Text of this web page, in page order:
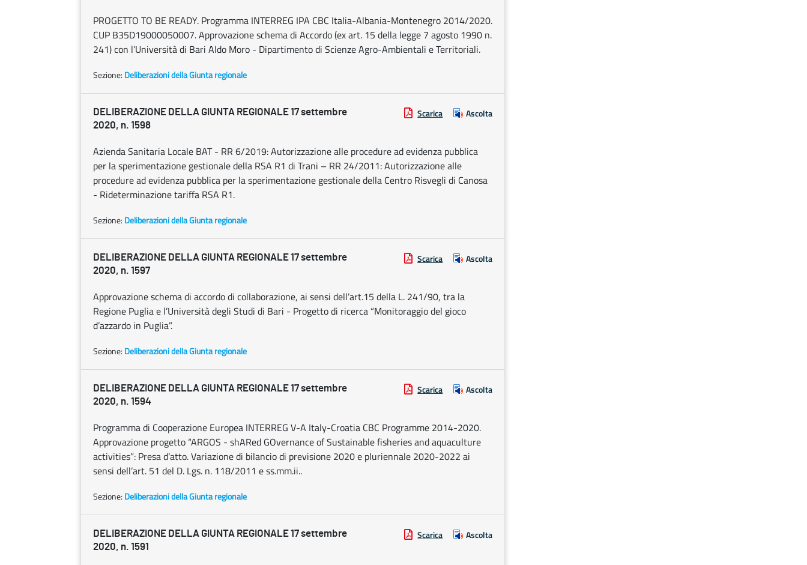
PROGETTO TO BE READY. Programma INTERREG IPA CBC Italia-Albania-Montenegro 2014/2020.
CUP B35D19000050007. Approvazione schema di Accordo (ex art. 15 della legge 7 agosto 1990 n.
241) con l’Università di Bari Aldo Moro - Dipartimento di Scienze Agro-Ambientali e Territoriali.
Sezione: Deliberazioni della Giunta regionale
DELIBERAZIONE DELLA GIUNTA REGIONALE 17 settembre
2020, n. 1598
Scarica Ascolta
Azienda Sanitaria Locale BAT - RR 6/2019: Autorizzazione alle procedure ad evidenza pubblica
per la sperimentazione gestionale della RSA R1 di Trani – RR 24/2011: Autorizzazione alle
procedure ad evidenza pubblica per la sperimentazione gestionale della Centro Risvegli di Canosa
- Rideterminazione tariffa RSA R1.
Sezione: Deliberazioni della Giunta regionale
DELIBERAZIONE DELLA GIUNTA REGIONALE 17 settembre
2020, n. 1597
Scarica Ascolta
Approvazione schema di accordo di collaborazione, ai sensi dell’art.15 della L. 241/90, tra la
Regione Puglia e l’Università degli Studi di Bari - Progetto di ricerca “Monitoraggio del gioco
d’azzardo in Puglia”.
Sezione: Deliberazioni della Giunta regionale
DELIBERAZIONE DELLA GIUNTA REGIONALE 17 settembre
2020, n. 1594
Scarica Ascolta
Programma di Cooperazione Europea INTERREG V-A Italy-Croatia CBC Programme 2014-2020.
Approvazione progetto “ARGOS - shARed GOvernance of Sustainable fisheries and aquaculture
activities”: Presa d’atto. Variazione di bilancio di previsione 2020 e pluriennale 2020-2022 ai
sensi dell’art. 51 del D. Lgs. n. 118/2011 e ss.mm.ii..
Sezione: Deliberazioni della Giunta regionale
DELIBERAZIONE DELLA GIUNTA REGIONALE 17 settembre
2020, n. 1591
Scarica Ascolta